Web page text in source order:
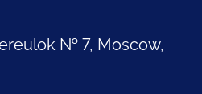
№ 7, Moscow,